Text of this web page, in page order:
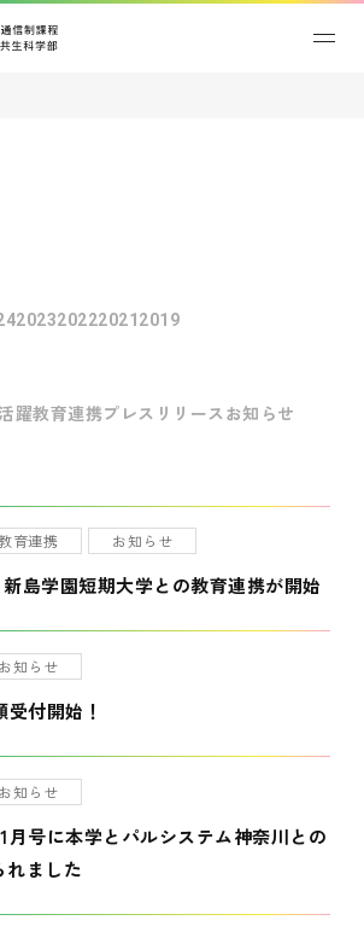
202320222021 2019
躍教育連携プレスリリース お知らせ
育連携 お知らせ
島学園短期大学との教育連携が開始
お知らせ
付開始！
お知らせ
月号に本学とパルシステム神奈川との
れました